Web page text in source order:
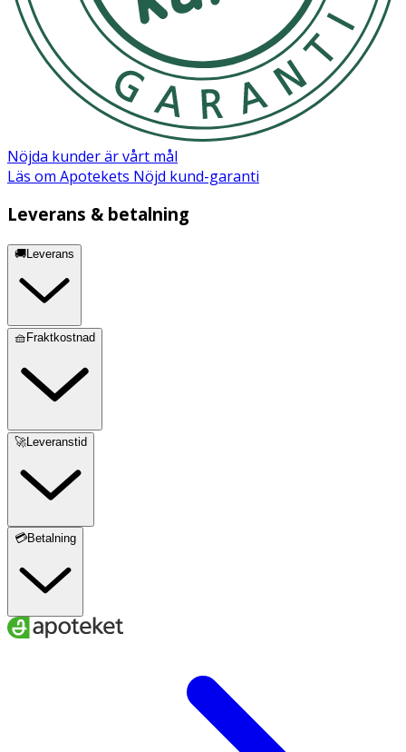
Nöjda kunder är vårt mål
Läs om Apotekets Nöjd kund-garanti
Leverans & betalning
🚚Leverans
🧺Fraktkostnad
🚀Leveranstid
💳Betalning